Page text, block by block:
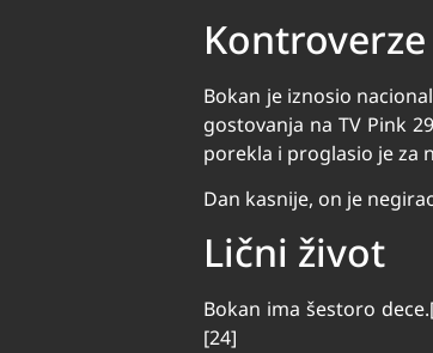
Kontroverze
Bokan je iznosio
gostovanja na TV Pink
porekla i proglasio je za
Dan kasnije, on je
Lični život
Bokan ima šestoro
[24]